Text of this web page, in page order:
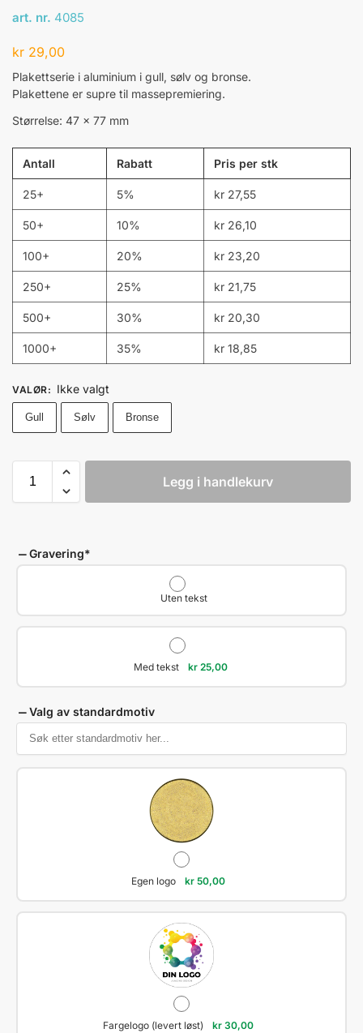
art. nr. 4085
kr 29,00
Plakettserie i aluminium i gull, sølv og bronse.
Plakettene er supre til massepremiering.
Størrelse: 47 x 77 mm
Antall Rabatt Pris per stk
25+ 5% kr 27,55
50+ 10% kr 26,10
100+ 20% kr 23,20
250+ 25% kr 21,75
500+ 30% kr 20,30
1000+ 35% kr 18,85
VALØR: Ikke valgt
Gull Sølv Bronse
Legg i handlekurv
Gravering*
Uten tekst
Med tekst kr25,00
Valg av standardmotiv
Egen logo kr 50,00
Fargelogo (levert løst) kr 30,00